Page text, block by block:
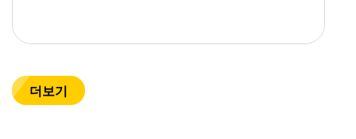
더보기